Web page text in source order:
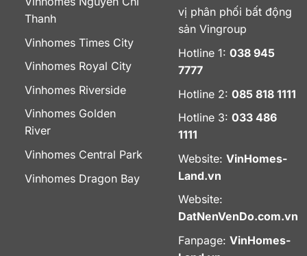
Thanh
Vinhomes Times City
Vinhomes Royal City
Vinhomes Riverside
Vinhomes Golden
River
Vinhomes Central Park
Vinhomes Dragon Bay
vị phân phối bất động
sản Vingroup
Hotline 1: 038 945
7777
Hotline 2: 085 818 1111
Hotline 3: 033 486
1111
Website: VinHomes-
Land.vn
Website:
DatNenVenDo.com.vn
Fanpage: VinHomes-